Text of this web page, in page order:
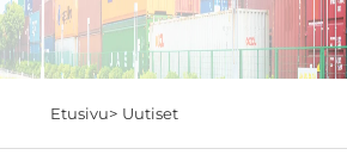
Etusivu> Uutiset